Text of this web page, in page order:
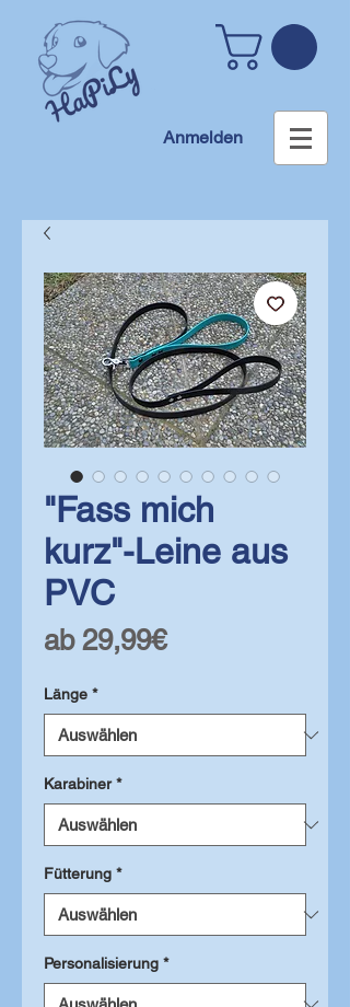
Anmelden
"Fass mich
kurz"-Leine aus
PVC
ab 29,99€Sale-
Länge *
Karabiner *
Fütterung *
Personalisierung *